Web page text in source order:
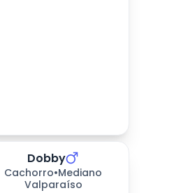
días esperando
Dobby
Cachorro•Mediano
Valparaíso